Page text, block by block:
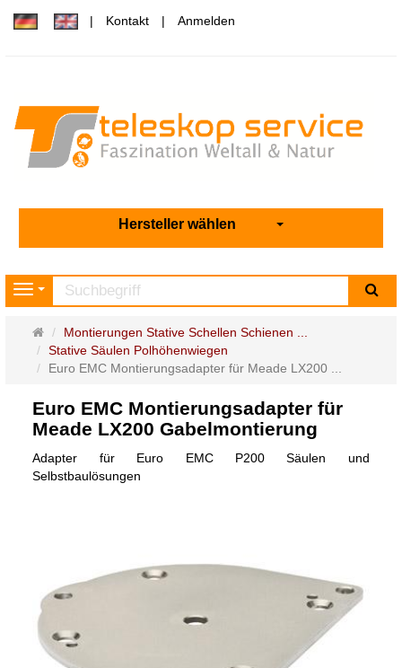
Kontakt Anmelden
Hersteller wählen
Navigation
Startseite
Montierungen Stative Schellen Schienen ...
Stative Säulen Polhöhenwiegen
Euro EMC Montierungsadapter für Meade LX200 ...
Euro EMC Montierungsadapter für
Meade LX200 Gabelmontierung
Adapter für Euro EMC P200 Säulen und
Selbstbaulösungen